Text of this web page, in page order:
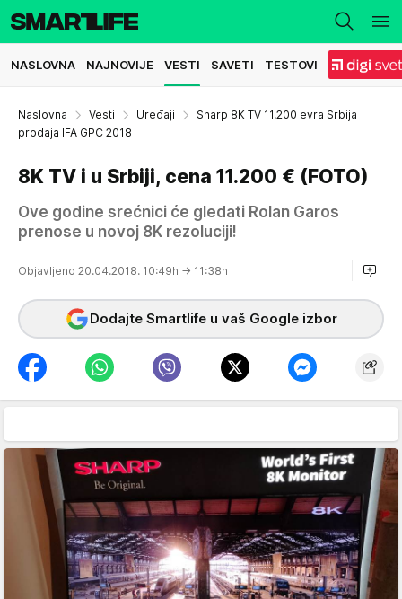
NASLOVNA NAJNOVIJE VESTI SAVETI TESTOVI
Naslovna Vesti Uređaji
Sharp 8K TV 11.200 evra Srbija
prodaja IFA GPC 2018
8K TV i u Srbiji, cena 11.200 € (FOTO)
Ove godine srećnici će gledati Rolan Garos
prenose u novoj 8K rezoluciji!
Objavljeno 20.04.2018. 10:49h → 11:38h
Dodajte Smartlife u vaš Google izbor